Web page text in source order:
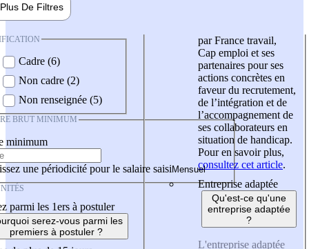
Plus De Filtres
Cadre (6)
Non cadre (2)
Non renseignée (5)
BRUT MINIMUM
minimum
une périodicité pour le salaire saisi
parmi les 1ers à postuler
serez-vous parmi les
premiers à postuler ?
par France travail,
Cap emploi et ses
partenaires pour ses
actions concrètes en
faveur du recrutement,
de l’intégration et de
l’accompagnement de
ses collaborateurs en
situation de handicap.
Pour en savoir plus,
consultez cet article.
Entreprise adaptée
Qu'est-ce qu'une
entreprise adaptée
?
L'entreprise adaptée